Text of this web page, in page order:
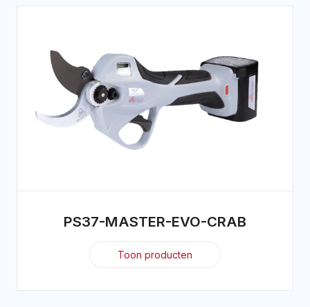
PS37-MASTER-EVO-CRAB
Toon producten